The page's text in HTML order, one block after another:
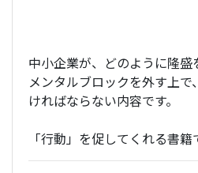
中小企業が、どのように隆盛
メンタルブロックを外す上
ければならない内容です。
「行動」を促してくれる書籍